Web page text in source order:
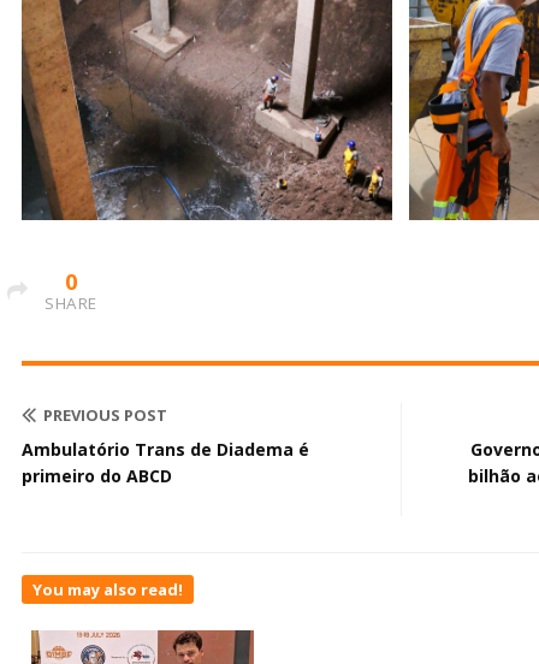
0
SHARE
PREVIOUS POST
Ambulatório Trans de Diadema é
primeiro do ABCD
bilhão
You may also read!